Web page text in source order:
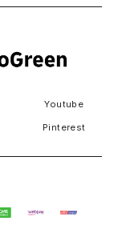
Youtube
Pinterest